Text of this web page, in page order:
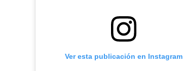
Ver esta publicación en Instagram